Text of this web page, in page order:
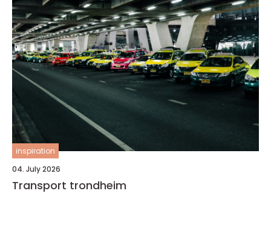
inspiration
04. July 2026
Transport trondheim